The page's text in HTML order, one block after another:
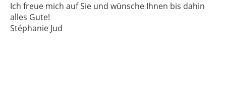
Ich freue mich auf Sie und wünsche Ihnen bis dahin
alles Gute!
Stéphanie Jud